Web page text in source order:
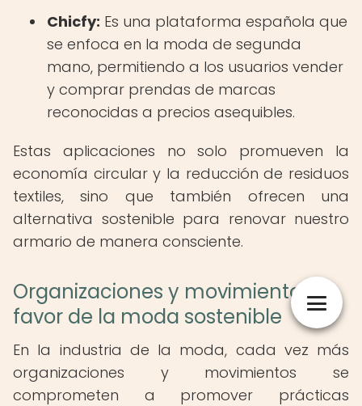
Chicfy: Es una plataforma española que
se enfoca en la moda de segunda
mano, permitiendo a los usuarios vender
y comprar prendas de marcas
reconocidas a precios asequibles.
Estas aplicaciones no solo promueven la
economía circular y la reducción de residuos
textiles, sino que también ofrecen una
alternativa sostenible para renovar nuestro
armario de manera consciente.
Organizaciones y movimientos a
favor de la moda sostenible
En la industria de la moda, cada vez más
organizaciones y movimientos se
comprometen a promover prácticas